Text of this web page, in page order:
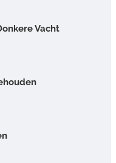
Vacht